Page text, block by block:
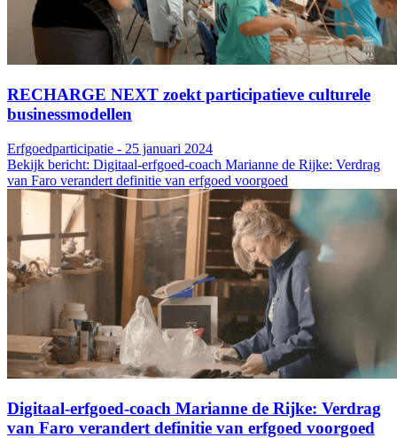
RECHARGE NEXT zoekt participatieve culturele
businessmodellen
Erfgoedparticipatie - 25 januari 2024
Bekijk bericht: Digitaal-erfgoed-coach Marianne de Rijke: Verdrag
van Faro verandert definitie van erfgoed voorgoed
Digitaal-erfgoed-coach Marianne de Rijke: Verdrag
van Faro verandert definitie van erfgoed voorgoed